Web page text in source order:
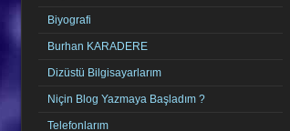
Biyografi
Burhan KARADERE
Dizüstü Bilgisayarlarım
Niçin Blog Yazmaya Başladım ?
Telefonlarım